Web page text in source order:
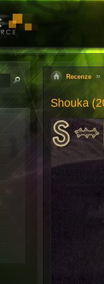
Recenze
Shouka